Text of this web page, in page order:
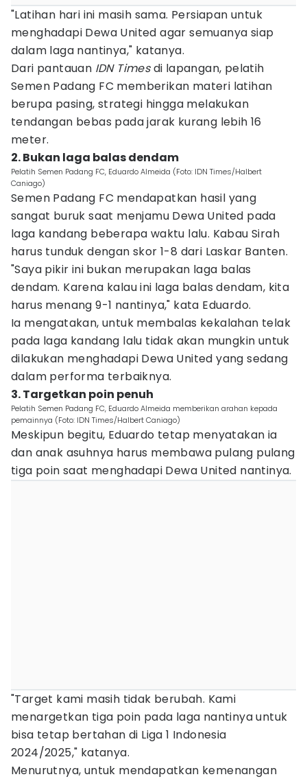
"Latihan hari ini masih sama. Persiapan untuk
menghadapi Dewa United agar semuanya siap
dalam laga nantinya," katanya.
Dari pantauan IDN Timesdi lapangan, pelatih
Semen Padang FC memberikan materi latihan
berupa pasing, strategi hingga melakukan
tendangan bebas pada jarak kurang lebih 16
meter.
2. Bukan laga balas dendam
Pelatih Semen Padang FC, Eduardo Almeida (Foto: IDN Times/Halbert
Caniago)
Semen Padang FC mendapatkan hasil yang
sangat buruk saat menjamu Dewa United pada
laga kandang beberapa waktu lalu. Kabau Sirah
harus tunduk dengan skor 1-8 dari Laskar Banten.
"Saya pikir ini bukan merupakan laga balas
dendam. Karena kalau ini laga balas dendam, kita
harus menang 9-1 nantinya," kata Eduardo.
Ia mengatakan, untuk membalas kekalahan telak
pada laga kandang lalu tidak akan mungkin untuk
dilakukan menghadapi Dewa United yang sedang
dalam performa terbaiknya.
3. Targetkan poin penuh
Pelatih Semen Padang FC, Eduardo Almeida memberikan arahan kepada
pemainnya (Foto: IDN Times/Halbert Caniago)
Meskipun begitu, Eduardo tetap menyatakan ia
dan anak asuhnya harus membawa pulang pulang
tiga poin saat menghadapi Dewa United nantinya.
"Target kami masih tidak berubah. Kami
menargetkan tiga poin pada laga nantinya untuk
bisa tetap bertahan di Liga 1 Indonesia
2024/2025," katanya.
Menurutnya, untuk mendapatkan kemenangan